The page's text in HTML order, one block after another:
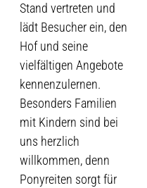
Stand vertreten und
lädt Besucher ein, den
Hof und seine
vielfältigen Angebote
kennenzulernen.
Besonders Familien
mit Kindern sind bei
uns herzlich
willkommen, denn
Ponyreiten sorgt für